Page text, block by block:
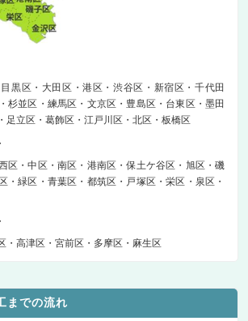
目黒区 大田区 港区 渋谷区 新宿区
千代田
杉並区 練馬区 文京区 豊島区 台東区
墨田
足立区 葛飾区 江戸川区 北区 板橋区
区 中区 南区 港南区 保土ケ谷区 旭区
磯
緑区 青葉区 都筑区 戸塚区 栄区
泉区
高津区 宮前区 多摩区 麻生区
までの流れ